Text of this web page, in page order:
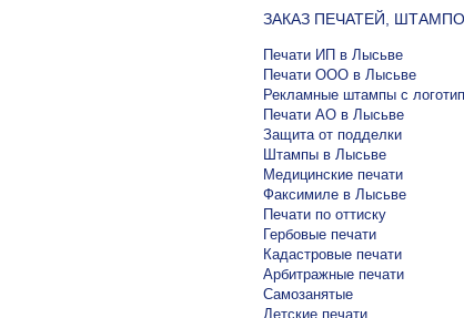
ЗАКАЗ ПЕЧАТЕЙ,
Печати ИП в Лысьве
Печати ООО в Лысьве
Рекламные штампы с
Печати АО в Лысьве
Защита от подделки
Штампы в Лысьве
Медицинские печати
Факсимиле в Лысьве
Печати по оттиску
Гербовые печати
Кадастровые печати
Арбитражные печати
Самозанятые
Детские печати